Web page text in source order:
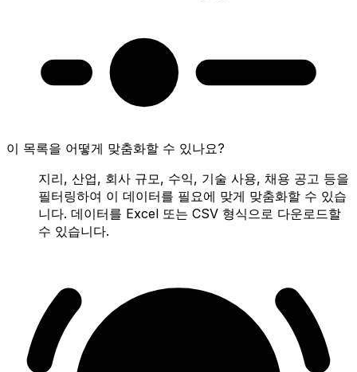
이 목록을 어떻게 맞춤화할 수 있나요?
지리, 산업, 회사 규모, 수익, 기술 사용, 채용 공고 등을
필터링하여 이 데이터를 필요에 맞게 맞춤화할 수 있습
니다. 데이터를 Excel 또는 CSV 형식으로 다운로드할
수 있습니다.